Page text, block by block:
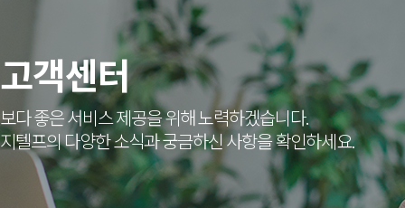
고객센터
보다 좋은 서비스 제공을 위해 노력하겠습니다.
지텔프의 다양한 소식과 궁금하신 사항을 확인하세요.